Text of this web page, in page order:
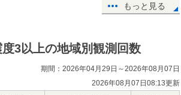
もっと見る
度3以上の地域別観測回数
期間：2026年04月29日～2026年08月07日
2026年08月07日08:13更新